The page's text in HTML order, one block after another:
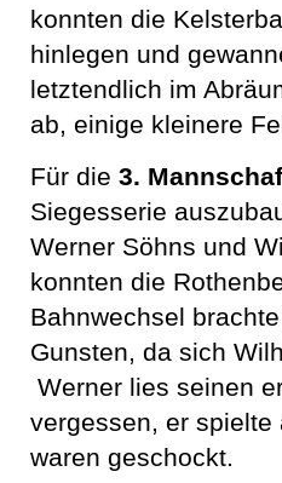
konnten die
hinlegen und
letztendlich im
ab, einige kleinere
Für die 3.
Siegesserie
Werner Söhns und
konnten die
Bahnwechsel
Gunsten, da sich
Werner lies seinen
vergessen, er spielte
waren geschockt.